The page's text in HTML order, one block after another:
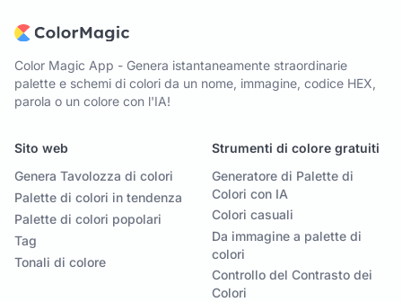
Color Magic App - Genera istantaneamente straordinarie
palette e schemi di colori da un nome, immagine, codice HEX,
parola o un colore con l'IA!
Sito web
Genera Tavolozza di colori
Palette di colori in tendenza
Palette di colori popolari
Tag
Tonali di colore
Strumenti di colore gratuiti
Generatore di Palette di
Colori con IA
Colori casuali
Da immagine a palette di
colori
Controllo del Contrasto dei
Colori